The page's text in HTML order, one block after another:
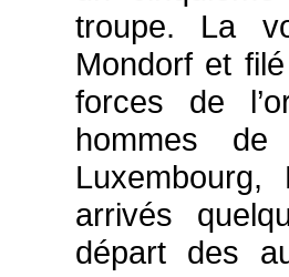
troupe. La
Mondorf et
forces de
hommes
arrivés
départ des